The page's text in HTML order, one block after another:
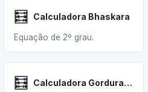
🧮 Calculadora Bhaskara
Equação de 2º grau.
🧮 Calculadora Gordura Corporal